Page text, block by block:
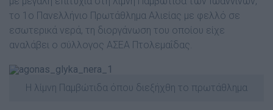
το 1ο Πανελλήνιο Πρωτάθληµα Αλιείας µε φελλό σε
εσωτερικά νερά, τη διοργάνωση του οποίου είχε
αναλάβει ο σύλλογος ΑΣΕΑ Πτολεµαΐδας.
Η λίµνη Παµβώτιδα όπου διεξήχθη το πρωτάθληµα